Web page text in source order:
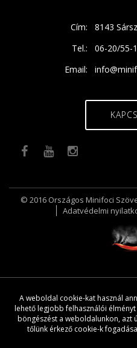
Cím:
8143
Tel.:
06-20/55-
Email:
© 2016 Országos Minifoci
Adatvédelmi
A weboldal cookie-kat használ
lehető legjobb felhasználói
böngészést a weboldalunkon, azt
tőlünk érkező cookie-k